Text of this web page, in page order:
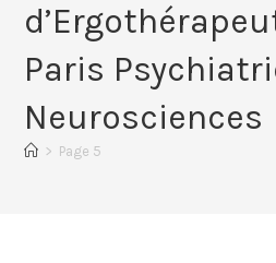
Paris
Neurosciences
> Page 5